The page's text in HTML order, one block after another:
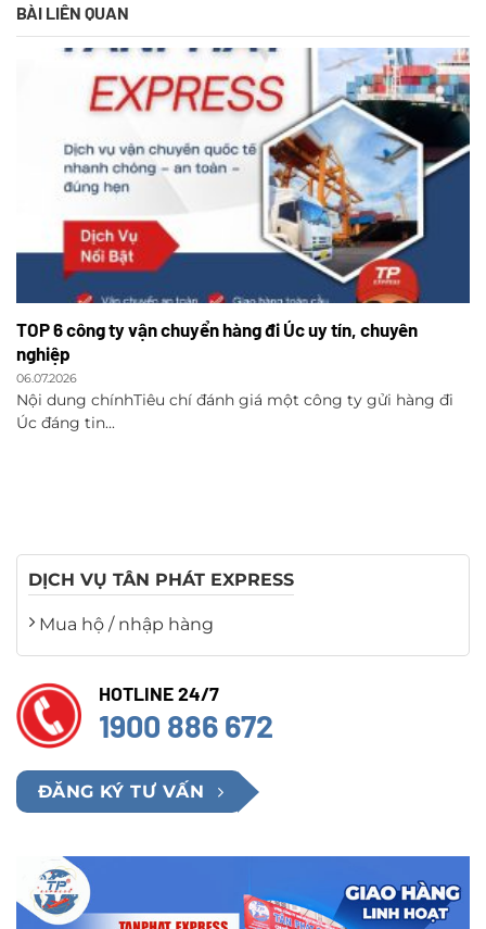
BÀI LIÊN QUAN
TOP 6 công ty vận chuyển hàng đi Úc uy tín, chuyên
nghiệp
06.07.2026
Nội dung chínhTiêu chí đánh giá một công ty gửi hàng đi
Úc đáng tin...
DỊCH VỤ TÂN PHÁT EXPRESS
Mua hộ / nhập hàng
HOTLINE 24/7
1900 886 672
ĐĂNG KÝ TƯ VẤN